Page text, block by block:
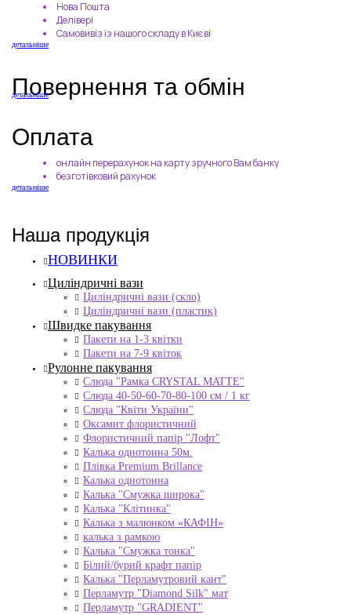
Нова Пошта
Делівері
Самовивіз із нашого складу в Києві
детальніше
Повернення та обмін
детальніше
Оплата
онлайн перерахунок на карту зручного Вам банку
безготівковий рахунок
детальніше
Наша продукція
НОВИНКИ
Циліндричні вази
Циліндричні вази (скло)
Циліндричні вази (пластик)
Швидке пакування
Пакети на 1-3 квітки
Пакети на 7-9 квіток
Рулонне пакування
Слюда "Рамка CRYSTAL MATTE"
Слюда 40-50-60-70-80-100 см / 1 кг
Слюда "Квіти України"
Оксамит флористичний
Флористичний папір "Лофт"
Калька однотонна 50м.
Плівка Premium Brillance
Калька однотонна
Калька "Смужка широка"
Калька "Клітинка"
Калька з малюнком «КАФІН»
калька з рамкою
Калька "Смужка тонка"
Білий/бурий крафт папір
Калька "Перламутровий кант"
Перламутр "Diamond Silk" мат
Перламутр "GRADIENT"